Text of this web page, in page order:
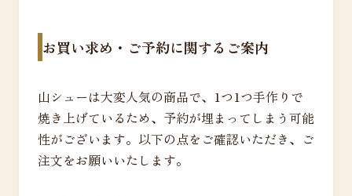
お買い求め・ご予約に関するご案内
山シューは大変人気の商品で、1つ1つ手作りで
焼き上げているため、予約が埋まってしまう可能
性がございます。以下の点をご確認いただき、ご
注文をお願いいたします。